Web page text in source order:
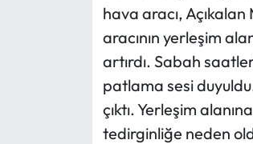
hava aracı,
aracının yerleşim
artırdı. Sabah
patlama sesi
çıktı. Yerleşim
tedirginliğe neden